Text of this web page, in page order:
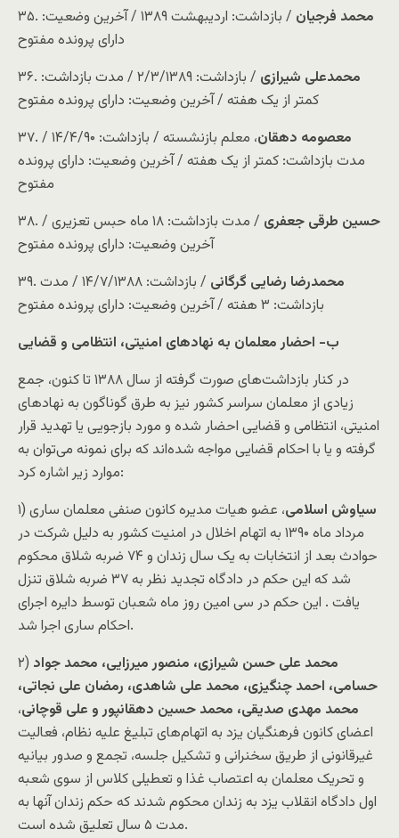
۳۵. محمد فرجیان
/ بازداشت: اردیبهشت ۱۳۸۹ / آخرین وضعیت:
دارای پرونده مفتوح
۳۶.
محمدعلی شیرازی
/ بازداشت: ۲/۳/۱۳۸۹ / مدت بازداشت:
کمتر از یک هفته / آخرین وضعیت: دارای پرونده مفتوح
۳۷.
معصومه دهقان
، معلم بازنشسته / بازداشت: ۱۴/۴/۹۰ /
مدت بازداشت: کمتر از یک هفته / آخرین وضعیت: دارای پرونده
مفتوح
۳۸.
حسین طرقی جعفری
/ مدت بازداشت: ۱۸ ماه حبس تعزیری /
آخرین وضعیت: دارای پرونده مفتوح
۳۹.
محمدرضا رضایی گرگانی
/ بازداشت: ۱۴/۷/۱۳۸۸ / مدت
بازداشت: ۳ هفته / آخرین وضعیت: دارای پرونده مفتوح
ب- احضار معلمان به نهاد‌های امنیتی، انتظامی و قضایی
در کنار بازداشت‌های صورت گرفته از سال ۱۳۸۸ تا کنون، جمع
زیادی از معلمان سراسر کشور نیز به طرق گوناگون به نهاد‌های
امنیتی، انتظامی و قضایی احضار شده و مورد بازجویی یا تهدید قرار
گرفته و یا با احکام قضایی مواجه شده‌اند که برای نمونه می‌توان به
موارد زیر اشاره کرد:
۱)
سیاوش اسلامی، عضو هیات مدیره کانون صنفی معلمان ساری
مرداد ماه ۱۳۹۰ به اتهام اخلال در امنیت کشور به دلیل شرکت در
حوادث بعد از انتخابات به یک سال زندان و ۷۴ ضربه شلاق محکوم
شد که این حکم در دادگاه تجدید نظر به ۳۷ ضربه شلاق تنزل
یافت . این حکم در سی امین روز ماه شعبان توسط دایره اجرای
احکام ساری اجرا شد.
۲) محمد علی حسن شیرازی، منصور میرزایی، محمد جواد
حسامی، احمد چنگیزی، محمد علی شاهدی، رمضان علی نجاتی،
محمد مهدی صدیقی، محمد حسین دهقانپور و علی قوچانی،
اعضای کانون فرهنگیان یزد به اتهام‌های تبلیغ علیه نظام، فعالیت
غیرقانونی از طریق سخنرانی و تشکیل جلسه، تجمع و صدور بیانیه
و تحریک معلمان به اعتصاب غذا و تعطیلی کلاس از سوی شعبه
اول دادگاه انقلاب یزد به زندان محکوم شدند که حکم زندان آنها به
مدت ۵ سال تعلیق شده است.